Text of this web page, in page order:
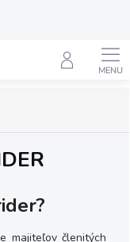
Hľadať
majiteľov členitých